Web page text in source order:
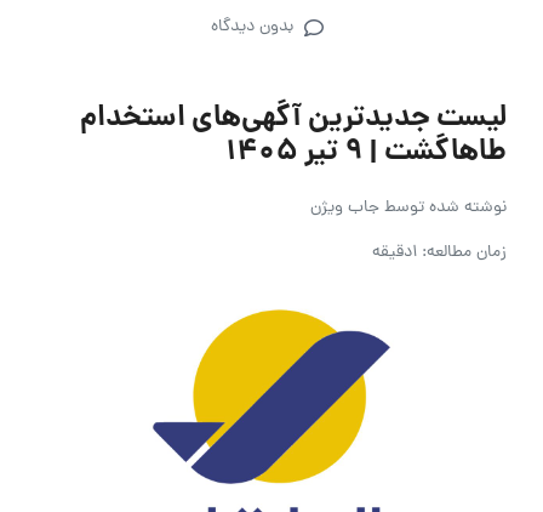
بدون دیدگاه
لیست جدیدترین آگهی‌های استخدام
طاهاگشت | ۹ تیر ۱۴۰۵
نوشته شده توسطجاب ویژن
زمان مطالعه: 1دقیقه